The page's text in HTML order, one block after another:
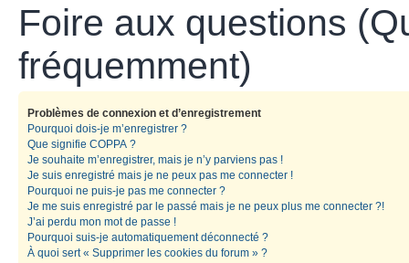
Foire aux questions
fréquemment)
Problèmes de connexion et d’enregistrement
Pourquoi dois-je m’enregistrer ?
Que signifie COPPA ?
Je souhaite m’enregistrer, mais je n’y parviens pas !
Je suis enregistré mais je ne peux pas me connecter !
Pourquoi ne puis-je pas me connecter ?
Je me suis enregistré par le passé mais je ne peux plus me connecter ?!
J’ai perdu mon mot de passe !
Pourquoi suis-je automatiquement déconnecté ?
À quoi sert « Supprimer les cookies du forum » ?